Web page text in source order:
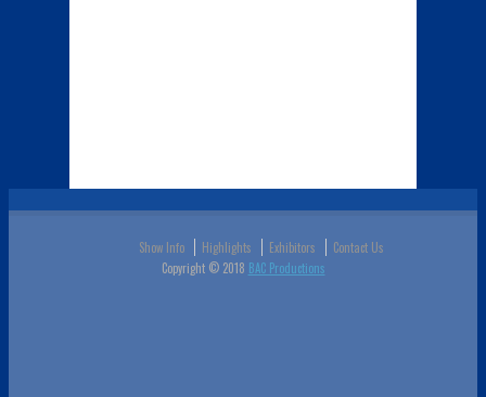
Show Info Highlights Exhibitors
Contact Us
Copyright © 2018 BAC Productions